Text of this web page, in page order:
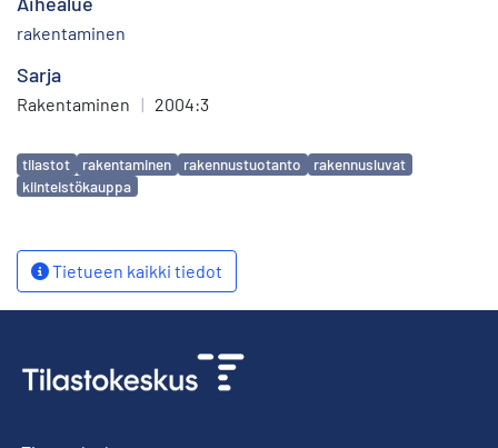
rakentaminen
Sarja
Rakentaminen | 2004:3
Avainsanat
tilastot rakentaminen rakennustuotanto
rakennusluvat
kiinteistökauppa
Tietueen kaikki tiedot